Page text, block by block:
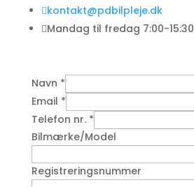
kontakt@pdbilpleje.dk
Mandag til fredag 7:00-15:30
Navn *
Email *
Telefon nr. *
Bilmærke/Model
Registreringsnummer